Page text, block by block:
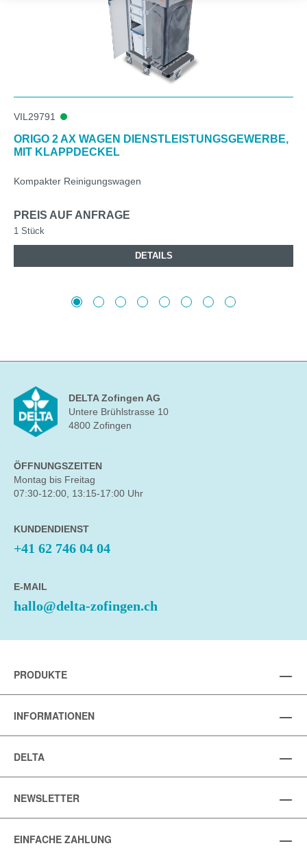
VIL29791
ORIGO 2 AX WAGEN DIENSTLEISTUNGSGEWERBE,
MIT KLAPPDECKEL
Kompakter Reinigungswagen
PREIS AUF ANFRAGE
1 Stück
DETAILS
DELTA Zofingen AG
Untere Brühlstrasse 10
4800 Zofingen
ÖFFNUNGSZEITEN
Montag bis Freitag
07:30-12:00, 13:15-17:00 Uhr
KUNDENDIENST
+41 62 746 04 04
E-MAIL
hallo@delta-zofingen.ch
PRODUKTE
INFORMATIONEN
DELTA
NEWSLETTER
EINFACHE ZAHLUNG